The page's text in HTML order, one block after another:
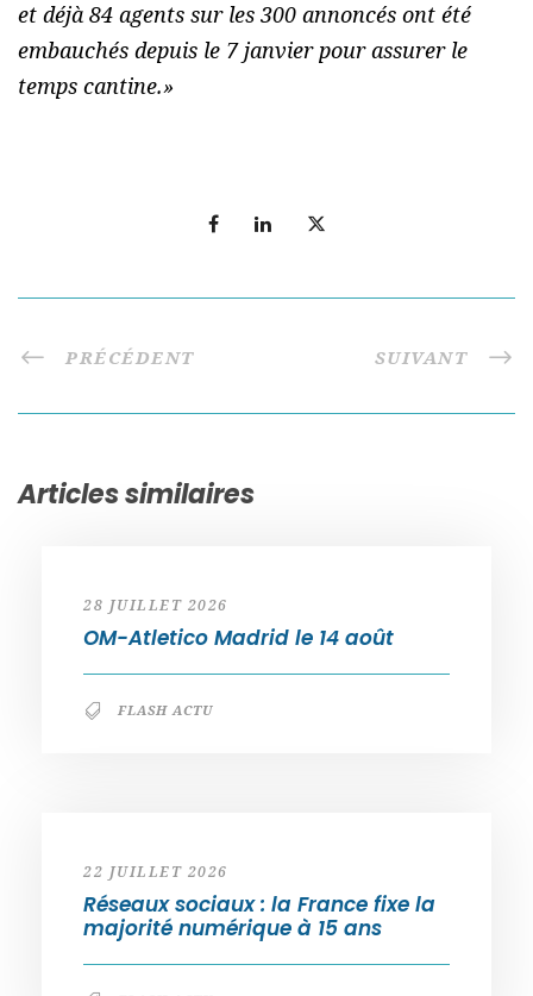
et déjà 84 agents sur les 300 annoncés ont été
embauchés depuis le 7 janvier pour assurer le
temps cantine.»
PRÉCÉDENT SUIVANT
Articles similaires
28 JUILLET 2026
OM-Atletico Madrid le 14 août
FLASH ACTU
22 JUILLET 2026
Réseaux sociaux : la France fixe la
majorité numérique à 15 ans